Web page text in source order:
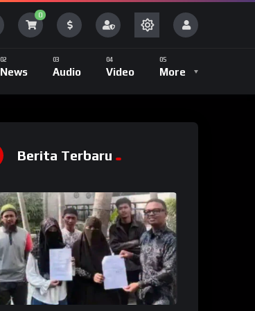
0
News Audio Video More
Berita Terbaru